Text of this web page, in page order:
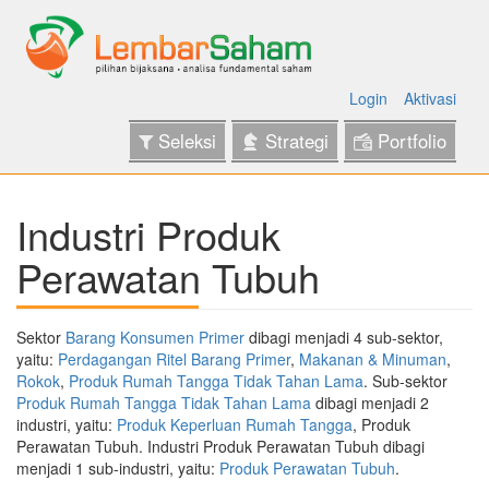
Login Aktivasi
Seleksi Strategi Portfolio
Industri Produk
Perawatan Tubuh
Sektor Barang Konsumen Primer dibagi menjadi 4 sub-sektor,
yaitu: Perdagangan Ritel Barang Primer, Makanan & Minuman,
Rokok, Produk Rumah Tangga Tidak Tahan Lama. Sub-sektor
Produk Rumah Tangga Tidak Tahan Lama dibagi menjadi 2
industri, yaitu: Produk Keperluan Rumah Tangga, Produk
Perawatan Tubuh. Industri Produk Perawatan Tubuh dibagi
menjadi 1 sub-industri, yaitu: Produk Perawatan Tubuh.